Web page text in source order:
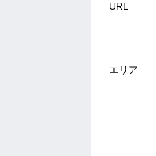
URL
エリア